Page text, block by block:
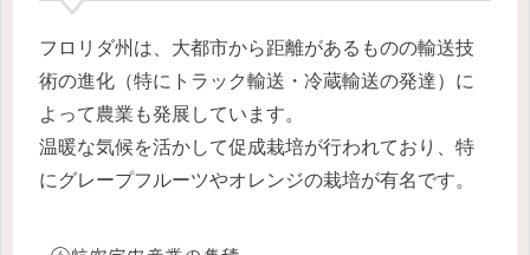
フロリダ州は、大都市から距離があるものの輸送技
術の進化（特にトラック輸送・冷蔵輸送の発達）に
よって農業も発展しています。
温暖な気候を活かして促成栽培が行われており、特
にグレープフルーツやオレンジの栽培が有名です。